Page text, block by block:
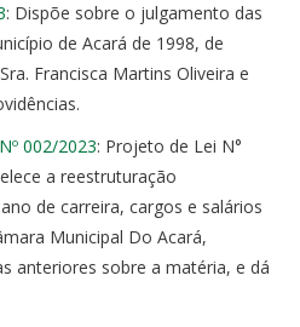
: Dispõe sobre o julgamento das
de Acará de 1998, de
Francisca Martins Oliveira e
002/2023: Projeto de Lei N°
a reestruturação
de carreira, cargos e salários
Municipal Do Acará,
anteriores sobre a matéria, e dá